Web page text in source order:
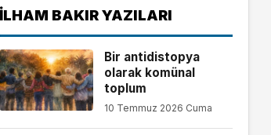
İLHAM BAKIR YAZILARI
Bir antidistopya
olarak komünal
toplum
10 Temmuz 2026 Cuma